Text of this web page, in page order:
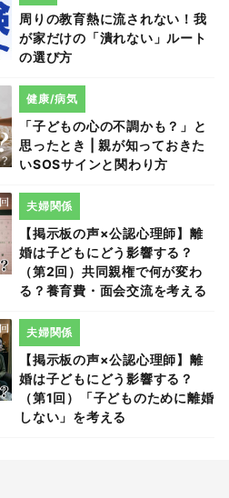
周りの教育熱に流されない！我
が家だけの「潰れない」ルート
の選び方
「子どもの心の不調かも？」と
思ったとき | 親が知っておきた
いSOSサインと関わり方
健康/病気
【掲示板の声×公認心理師】離
婚は子どもにどう影響する？
（第2回）共同親権で何が変わ
る？養育費・面会交流を考える
夫婦関係
【掲示板の声×公認心理師】離
婚は子どもにどう影響する？
（第1回）「子どものために離婚
しない」を考える
夫婦関係